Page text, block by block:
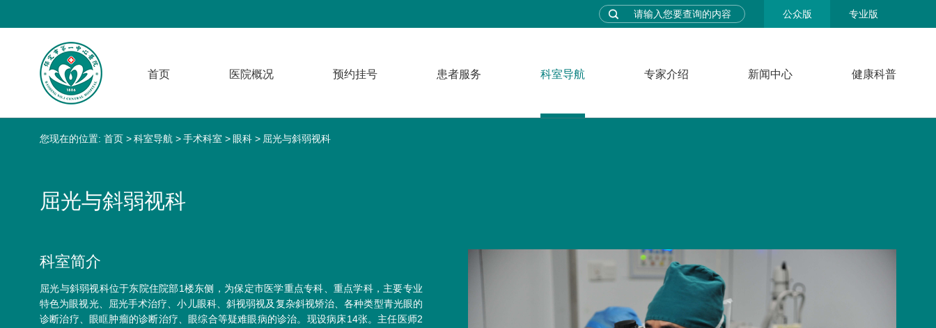
公众版 专业版
首页 医院概况 预约挂号 患者服务 科室导航 专家介绍 新闻中心 健康科普
您现在的位置: 首页 科室导航 手术科室 眼科 屈光与斜弱视科
屈光与斜弱视科
科室简介
屈光与斜弱视科位于东院住院部1楼东侧，为保定市医学重点专科、重点学科，主要专业
特色为眼视光、屈光手术治疗、小儿眼科、斜视弱视及复杂斜视矫治、各种类型青光眼的
诊断治疗、眼眶肿瘤的诊断治疗、眼综合等疑难眼病的诊治。现设病床14张。主任医师2